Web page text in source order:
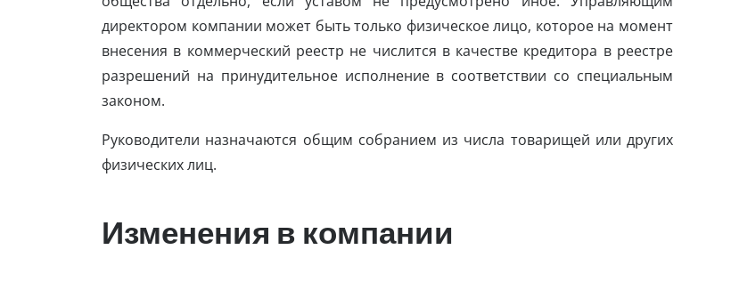
директором компании может быть только физическое лицо, которое на момент
внесения в коммерческий реестр не числится в качестве кредитора в реестре
разрешений на принудительное исполнение в соответствии со специальным
законом.
Руководители назначаются общим собранием из числа товарищей или других
физических лиц.
Изменения в компании